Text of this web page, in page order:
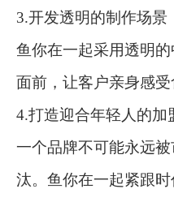
3.开发透明的制作场景
鱼你在一起采用透明
面前，让客户亲身感受
4.打造迎合年轻人的加
一个品牌不可能永远
汰。鱼你在一起紧跟